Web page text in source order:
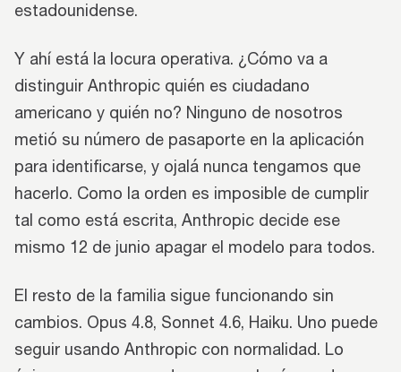
estadounidense.
Y ahí está la locura operativa. ¿Cómo va a
distinguir Anthropic quién es ciudadano
americano y quién no? Ninguno de nosotros
metió su número de pasaporte en la aplicación
para identificarse, y ojalá nunca tengamos que
hacerlo. Como la orden es imposible de cumplir
tal como está escrita, Anthropic decide ese
mismo 12 de junio apagar el modelo para todos.
El resto de la familia sigue funcionando sin
cambios. Opus 4.8, Sonnet 4.6, Haiku. Uno puede
seguir usando Anthropic con normalidad. Lo